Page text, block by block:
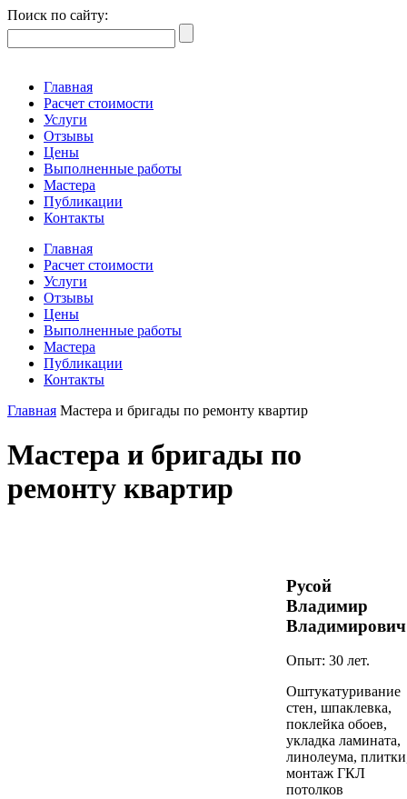
Поиск по сайту:
Главная
Расчет стоимости
Услуги
Отзывы
Цены
Выполненные работы
Мастера
Публикации
Контакты
Главная
Расчет стоимости
Услуги
Отзывы
Цены
Выполненные работы
Мастера
Публикации
Контакты
Главная Мастера и бригады по ремонту квартир
Мастера и бригады по
ремонту квартир
Русой
Владимир
Владимирович
Опыт: 30 лет.
Оштукатуривание
стен, шпаклевка,
поклейка обоев,
укладка ламината,
линолеума,
монтаж ГКЛ
потолков